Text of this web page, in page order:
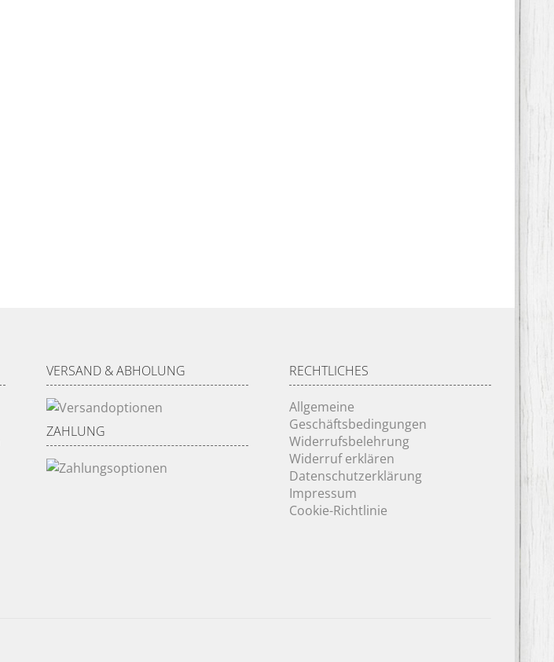
VERSAND & ABHOLUNG
ZAHLUNG
RECHTLICHES
Allgemeine
Geschäftsbedingungen
Widerrufsbelehrung
Widerruf erklären
Datenschutzerklärung
Impressum
Cookie-Richtlinie